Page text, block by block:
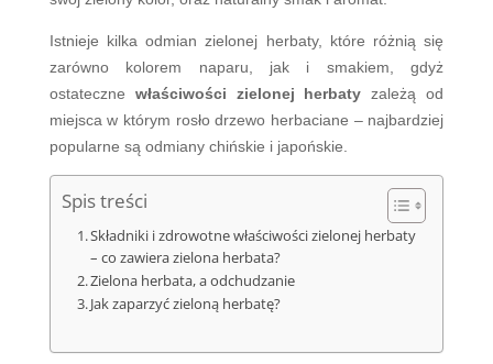
Istnieje kilka odmian zielonej herbaty, które różnią się
zarówno kolorem naparu, jak i smakiem, gdyż
ostateczne właściwości zielonej herbaty zależą od
miejsca w którym rosło drzewo herbaciane – najbardziej
popularne są odmiany chińskie i japońskie.
Spis treści
Składniki i zdrowotne właściwości zielonej herbaty
– co zawiera zielona herbata?
Zielona herbata, a odchudzanie
Jak zaparzyć zieloną herbatę?